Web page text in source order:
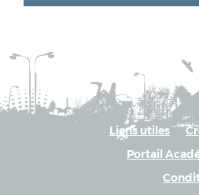
Liens utiles
Portail